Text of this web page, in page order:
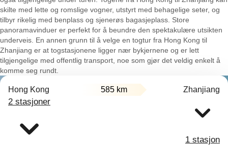
skilte med lette og romslige vogner, utstyrt med behagelige seter, og
tilbyr rikelig med benplass og sjenerøs bagasjeplass. Store
panoramavinduer er perfekt for å beundre den spektakulære utsikten
underveis. En annen grunn til å velge en togtur fra Hong Kong til
Zhanjiang er at togstasjonene ligger nær bykjernene og er lett
tilgjengelige med offentlig transport, noe som gjør det veldig enkelt å
komme seg rundt.
Hong Kong 585 km Zhanjiang
2 stasjoner
1 stasjon